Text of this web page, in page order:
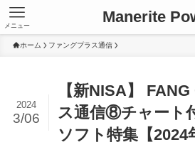
Manerite
メニュー
ホーム ファングプラス通信
【新NISA】
ス通信⑧チャート
ソフト特集【2024
2024
3/06